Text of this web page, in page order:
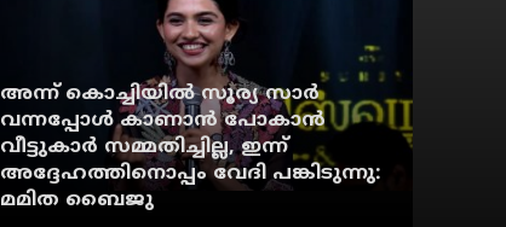
അന്ന് കൊച്ചിയില്‍ സൂര്യ സാര്‍
വന്നപ്പോള്‍ കാണാന്‍ പോകാന്‍
വീട്ടുകാര്‍ സമ്മതിച്ചില്ല, ഇന്ന്
അദ്ദേഹത്തിനൊപ്പം വേദി പങ്കിടുന്നു:
മമിത ബൈജു